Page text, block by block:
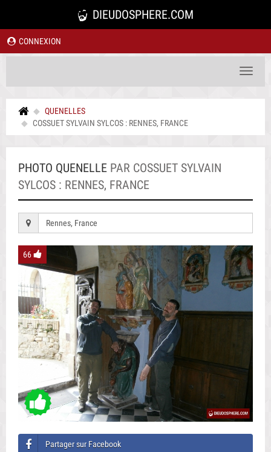
DIEUDOSPHERE.COM
CONNEXION
Toggle
QUENELLES
COSSUET SYLVAIN SYLCOS : RENNES, FRANCE
PHOTO QUENELLE PAR COSSUET SYLVAIN
SYLCOS : RENNES, FRANCE
Rennes, France
66
Partager sur Facebook